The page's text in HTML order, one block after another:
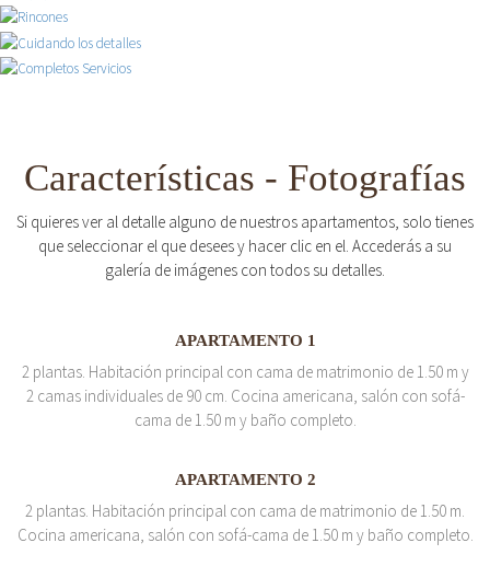
Características - Fotografías
Si quieres ver al detalle alguno de nuestros apartamentos, solo tienes
que seleccionar el que desees y hacer clic en el. Accederás a su
galería de imágenes con todos su detalles.
APARTAMENTO 1
2 plantas. Habitación principal con cama de matrimonio de 1.50 m y
2 camas individuales de 90 cm. Cocina americana, salón con sofá-
cama de 1.50 m y baño completo.
APARTAMENTO 2
2 plantas. Habitación principal con cama de matrimonio de 1.50 m.
Cocina americana, salón con sofá-cama de 1.50 m y baño completo.